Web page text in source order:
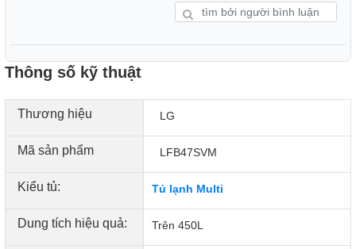
Thông số kỹ thuật
Thương hiệu LG
Mã sản phẩm LFB47SVM
Kiểu tủ: Tủ lạnh Multi
Dung tích hiệu quả: Trên 450L